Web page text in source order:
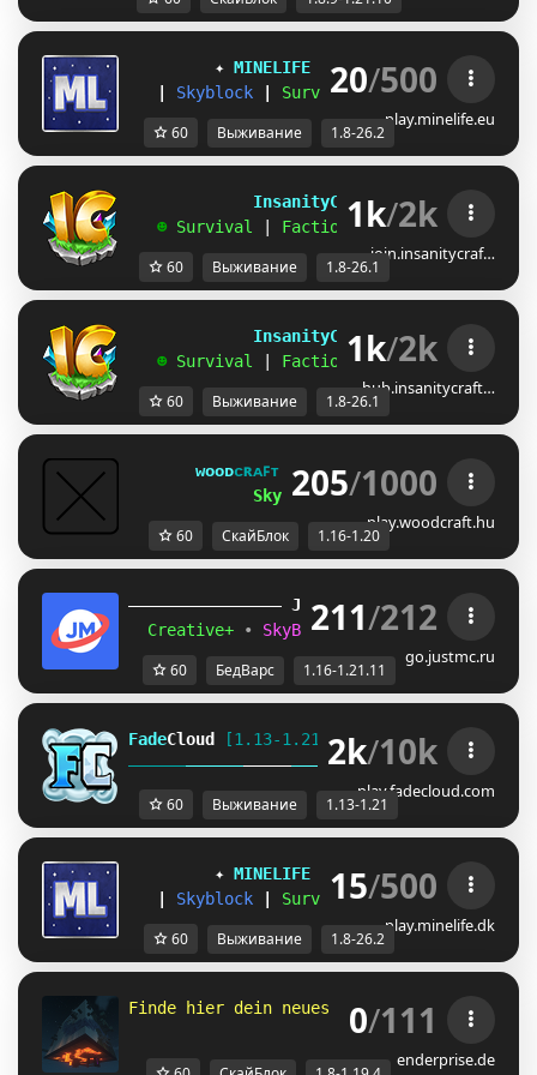
✦ MINELIFE [1.8 - 26.2]
Skyblock Survival | Prison
20/500
play.minelife.eu
60 Выживание 1.8-26.2
InsanityCraft || 1.8 - 26.1
☻ Survival Factions | Skyblock
1k/2k
join.insanitycraf…
60 Выживание 1.8-26.1
InsanityCraft || 1.8 - 26.1
☻ Survival Factions | Skyblock
1k/2k
hub.insanitycraft…
60 Выживание 1.8-26.1
ᴡᴏᴏᴅᴄʀᴀꜰᴛ ɴᴇᴛᴡᴏʀᴋ [ 1.16.X-1.20.X
SkyBlock ONE: 275. Hét
205/1000
play.woodcraft.hu
60 СкайБлок 1.16-1.20
JUST MC (1.16 – 1.21.11)
Creative+
• SkyBlockTech • LuckyWars
211/212
go.justmc.ru
60 БедВарс 1.16-1.21.11
FadeCloud [1.13-1.21] PRISON GENS
2k/10k
play.fadecloud.com
60 Выживание 1.13-1.21
✦ MINELIFE [1.8 - 26.2]
Skyblock Survival | Prison
15/500
play.minelife.dk
60 Выживание 1.8-26.2
Finde hier dein neues Zuhause - ۩ 0/111
enderprise.de